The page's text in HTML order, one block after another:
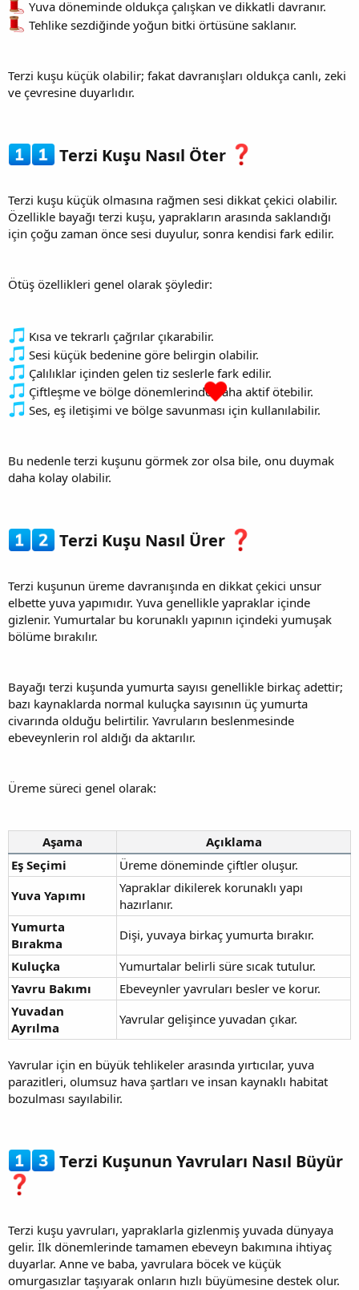
Yuva döneminde oldukça çalışkan ve dikkatli davranır.
Tehlike sezdiğinde yoğun bitki örtüsüne saklanır.
Terzi kuşu küçük olabilir; fakat davranışları oldukça canlı, zeki
ve çevresine duyarlıdır.
Terzi Kuşu Nasıl Öter
Terzi kuşu küçük olmasına rağmen sesi dikkat çekici olabilir.
Özellikle bayağı terzi kuşu, yaprakların arasında saklandığı
için çoğu zaman önce sesi duyulur, sonra kendisi fark edilir.
Ötüş özellikleri genel olarak şöyledir:
Kısa ve tekrarlı çağrılar çıkarabilir.
Sesi küçük bedenine göre belirgin olabilir.
Çalılıklar içinden gelen tiz seslerle fark edilir.
Çiftleşme ve bölge dönemlerinde daha aktif ötebilir.
Ses, eş iletişimi ve bölge savunması için kullanılabilir.
Bu nedenle terzi kuşunu görmek zor olsa bile, onu duymak
daha kolay olabilir.
Terzi Kuşu Nasıl Ürer
Terzi kuşunun üreme davranışında en dikkat çekici unsur
elbette yuva yapımıdır. Yuva genellikle yapraklar içinde
gizlenir. Yumurtalar bu korunaklı yapının içindeki yumuşak
bölüme bırakılır.
Bayağı terzi kuşunda yumurta sayısı genellikle birkaç adettir;
bazı kaynaklarda normal kuluçka sayısının üç yumurta
civarında olduğu belirtilir. Yavruların beslenmesinde
ebeveynlerin rol aldığı da aktarılır.
Üreme süreci genel olarak:
Aşama
Açıklama
Eş Seçimi
Üreme döneminde çiftler oluşur.
Yuva Yapımı
Yapraklar dikilerek korunaklı yapı
hazırlanır.
Yumurta
Bırakma
Dişi, yuvaya birkaç yumurta bırakır.
Kuluçka
Yumurtalar belirli süre sıcak tutulur.
Yavru Bakımı
Ebeveynler yavruları besler ve korur.
Yuvadan
Ayrılma
Yavrular gelişince yuvadan çıkar.
Yavrular için en büyük tehlikeler arasında yırtıcılar, yuva
parazitleri, olumsuz hava şartları ve insan kaynaklı habitat
bozulması sayılabilir.
Terzi Kuşunun Yavruları Nasıl Büyür
Terzi kuşu yavruları, yapraklarla gizlenmiş yuvada dünyaya
gelir. İlk dönemlerinde tamamen ebeveyn bakımına ihtiyaç
duyarlar. Anne ve baba, yavrulara böcek ve küçük
omurgasızlar taşıyarak onların hızlı büyümesine destek olur.